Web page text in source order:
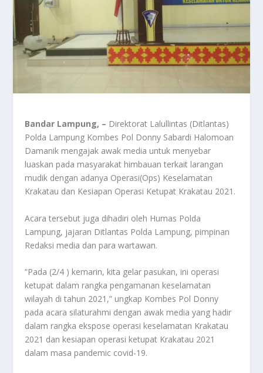
Bandar Lampung, – Direktorat Lalullintas (Ditlantas)
Polda Lampung Kombes Pol Donny Sabardi Halomoan
Damanik mengajak awak media untuk menyebar
luaskan pada masyarakat himbauan terkait larangan
mudik dengan adanya Operasi(Ops) Keselamatan
Krakatau dan Kesiapan Operasi Ketupat Krakatau 2021.
Acara tersebut juga dihadiri oleh Humas Polda
Lampung, jajaran Ditlantas Polda Lampung, pimpinan
Redaksi media dan para wartawan.
“Pada (2/4 ) kemarin, kita gelar pasukan, ini operasi
ketupat dalam rangka pengamanan keselamatan
wilayah di tahun 2021,” ungkap Kombes Pol Donny
pada acara silaturahmi dengan awak media yang hadir
dalam rangka ekspose operasi keselamatan Krakatau
2021 dan kesiapan operasi ketupat Krakatau 2021
dalam masa pandemic covid-19.